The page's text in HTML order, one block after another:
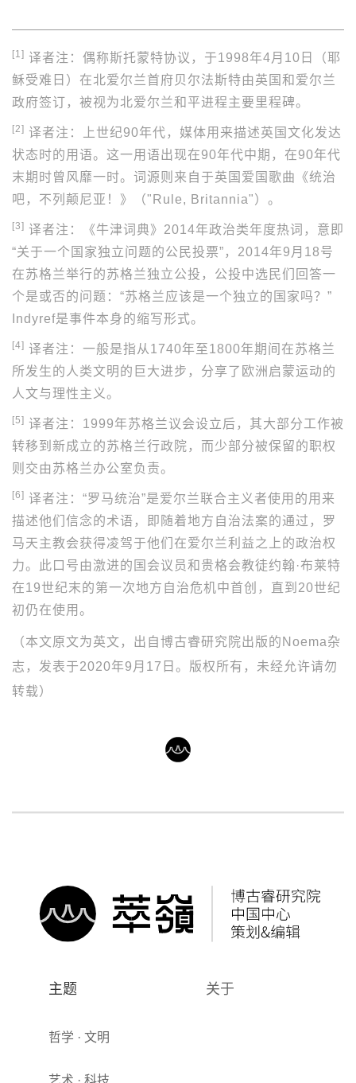
[1] 译者注：偶称斯托蒙特协议，于1998年4月10日（耶
稣受难日）在北爱尔兰首府贝尔法斯特由英国和爱尔兰
政府签订，被视为北爱尔兰和平进程主要里程碑。
[2] 译者注：上世纪90年代，媒体用来描述英国文化发达
状态时的用语。这一用语出现在90年代中期，在90年代
末期时曾风靡一时。词源则来自于英国爱国歌曲《统治
吧，不列颠尼亚！》（"Rule, Britannia"）。
[3] 译者注：《牛津词典》2014年政治类年度热词，意即
“关于一个国家独立问题的公民投票”，2014年9月18号
在苏格兰举行的苏格兰独立公投，公投中选民们回答一
个是或否的问题：“苏格兰应该是一个独立的国家吗？”
Indyref是事件本身的缩写形式。
[4] 译者注：一般是指从1740年至1800年期间在苏格兰
所发生的人类文明的巨大进步，分享了欧洲启蒙运动的
人文与理性主义。
[5] 译者注：1999年苏格兰议会设立后，其大部分工作被
转移到新成立的苏格兰行政院，而少部分被保留的职权
则交由苏格兰办公室负责。
[6] 译者注：“罗马统治”是爱尔兰联合主义者使用的用来
描述他们信念的术语，即随着地方自治法案的通过，罗
马天主教会获得凌驾于他们在爱尔兰利益之上的政治权
力。此口号由激进的国会议员和贵格会教徒约翰·布莱特
在19世纪末的第一次地方自治危机中首创，直到20世纪
初仍在使用。
（本文原文为英文，出自博古睿研究院出版的Noema杂
志，发表于2020年9月17日。版权所有，未经允许请勿
转载）
主题
哲学 · 文明
艺术 · 科技
关于